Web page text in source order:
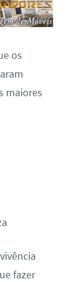
os
maiores
fazer